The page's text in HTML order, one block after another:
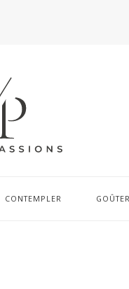
CONTEMPLER GOÛTER